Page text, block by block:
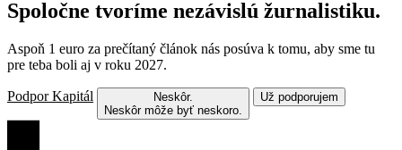
Spoločne tvoríme nezávislú žurnalistiku.
Aspoň 1 euro za prečítaný článok nás posúva k tomu, aby sme tu
pre teba boli aj v roku 2027.
Podpor Kapitál
Neskôr.
Neskôr môže byť neskoro.
Už podporujem